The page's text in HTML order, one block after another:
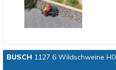
BUSCH 1127 6 Wildschweine H0